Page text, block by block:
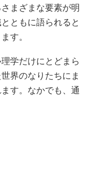
まざまな要素が明
ともに語られると
す。
学だけにとどまら
界のなりたちにま
す。なかでも、通